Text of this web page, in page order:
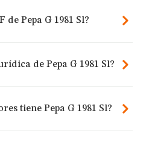
de Pepa G 1981 Sl?
de Pepa G 1981 Sl?
tiene Pepa G 1981 Sl?